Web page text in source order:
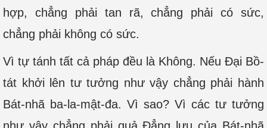
hợp, chẳng phải tan rã, chẳng phải có sức,
chẳng phải không có sức.
Vì tự tánh tất cả pháp đều là Không. Nếu Đại Bồ-
tát khởi lên tư tưởng như vậy chẳng phải hành
Bát-nhã ba-la-mật-đa. Vì sao? Vì các tư tưởng